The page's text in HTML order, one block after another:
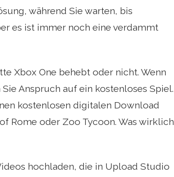
während Sie warten, bis
es ist immer noch eine verdammt
Xbox One behebt oder nicht. Wenn
Anspruch auf ein kostenloses Spiel.
kostenlosen digitalen Download
Rome oder Zoo Tycoon. Was wirklich
hochladen, die in Upload Studio